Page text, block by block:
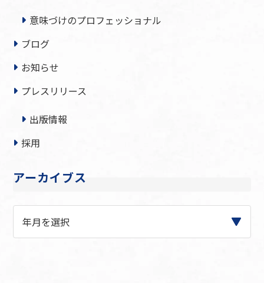
意味づけのプロフェッショナル
ブログ
お知らせ
プレスリリース
出版情報
採用
アーカイブス